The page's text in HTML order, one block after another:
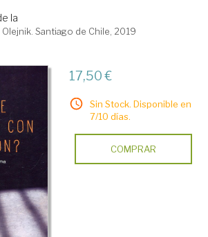
la
Santiago de Chile, 2019
17,50 €
Sin Stock. Disponible en
7/10 días.
COMPRAR